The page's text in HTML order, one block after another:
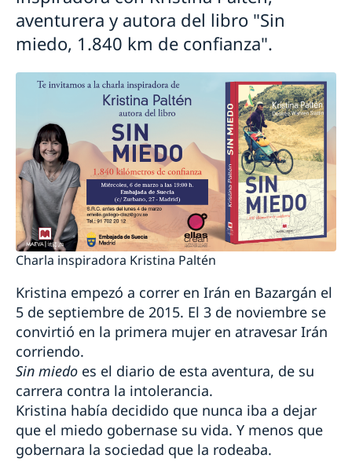
aventurera y autora del libro "Sin
miedo, 1.840 km de confianza".
Charla inspiradora Kristina Paltén
Kristina empezó a correr en Irán en Bazargán el
5 de septiembre de 2015. El 3 de noviembre se
convirtió en la primera mujer en atravesar Irán
corriendo.
Sin miedo es el diario de esta aventura, de su
carrera contra la intolerancia.
Kristina había decidido que nunca iba a dejar
que el miedo gobernase su vida. Y menos que
gobernara la sociedad que la rodeaba.